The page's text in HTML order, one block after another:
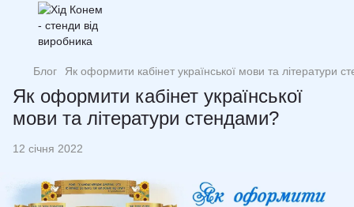
Блог Як оформити кабінет української мови та літератури
Як оформити кабінет української
мови та літератури стендами?
12 січня 2022